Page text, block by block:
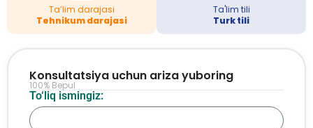
Ta’lim darajasi
Tehnikum darajasi
Ta'lim tili
Turk tili
To‘liq ismingiz:
Konsultatsiya uchun ariza yuboring
100% Bepul